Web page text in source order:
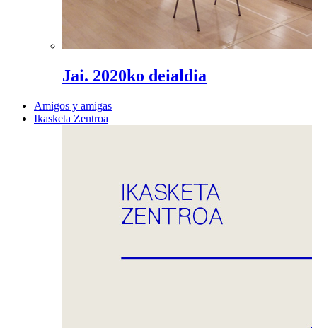
Jai. 2020ko deialdia
Amigos y amigas
Ikasketa Zentroa